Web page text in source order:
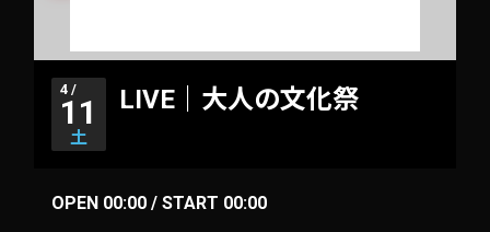
4 /
11
土
LIVE｜大人の文化祭
OPEN 00:00 / START 00:00